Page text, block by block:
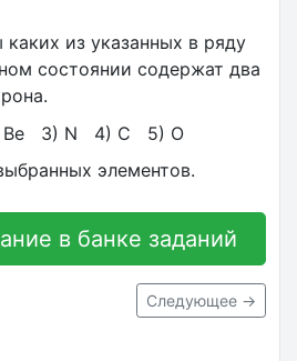
из указанных в ряду
состоянии содержат два
3) N 4) C 5) O
элементов.
в банке заданий
Следующее →